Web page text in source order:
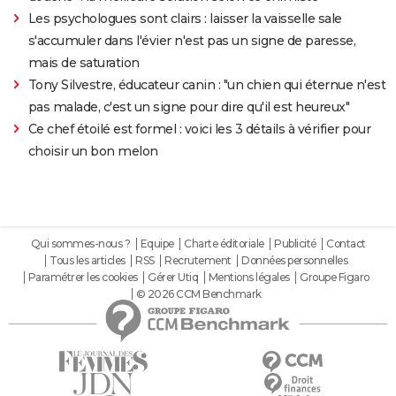
Les psychologues sont clairs : laisser la vaisselle sale
s'accumuler dans l'évier n'est pas un signe de paresse,
mais de saturation
Tony Silvestre, éducateur canin : "un chien qui éternue n'est
pas malade, c'est un signe pour dire qu'il est heureux"
Ce chef étoilé est formel : voici les 3 détails à vérifier pour
choisir un bon melon
Qui sommes-nous ? Equipe Charte éditoriale Publicité
Contact
Tous les articles
RSS Recrutement
Données personnelles
Paramétrer les cookies
Gérer Utiq Mentions légales
Groupe Figaro
© 2026 CCM Benchmark